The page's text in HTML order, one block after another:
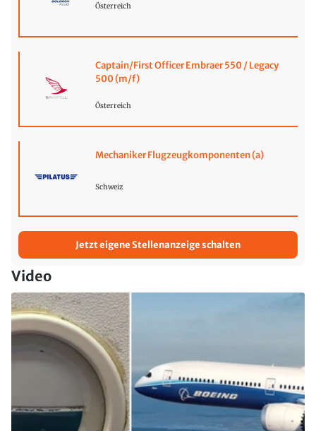
Österreich
Captain/First Officer Embraer 550 / Legacy
500 (m/f)
Österreich
Mechaniker Flugzeugkomponenten (a)
Schweiz
Jetzt eigene Stellenanzeige schalten
Video